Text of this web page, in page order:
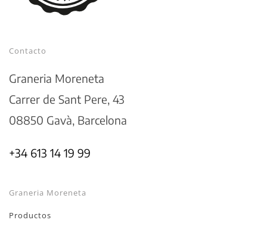
Contacto
Graneria Moreneta
Carrer de Sant Pere, 43
08850 Gavà, Barcelona
+34 613 14 19 99
Graneria Moreneta
Productos